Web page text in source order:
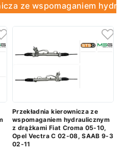
ze wspomaganiem
Przekładnia kierownicza ze
wspomaganiem hydraulicznym
z drążkami Fiat Croma 05-10,
Opel Vectra C 02-08, SAAB 9-3
02-11